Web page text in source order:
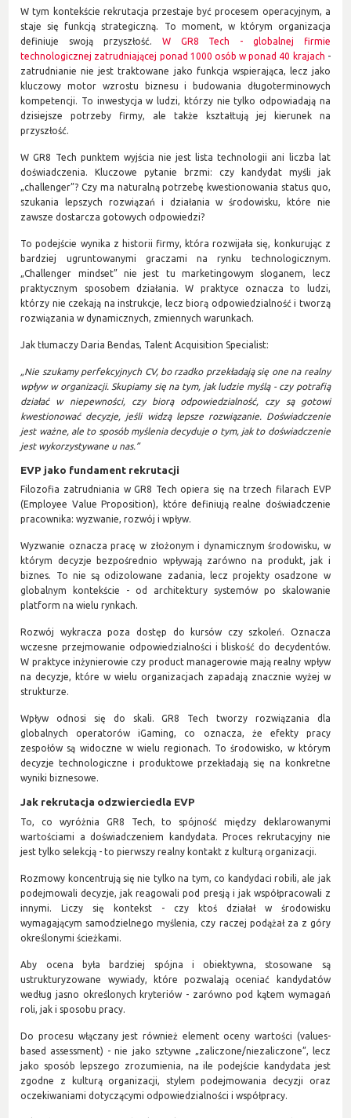
W tym kontekście rekrutacja przestaje być procesem operacyjnym, a
staje się funkcją strategiczną. To moment, w którym organizacja
definiuje swoją przyszłość. W GR8 Tech - globalnej firmie
technologicznej zatrudniającej ponad 1000 osób w ponad 40 krajach -
zatrudnianie nie jest traktowane jako funkcja wspierająca, lecz jako
kluczowy motor wzrostu biznesu i budowania długoterminowych
kompetencji. To inwestycja w ludzi, którzy nie tylko odpowiadają na
dzisiejsze potrzeby firmy, ale także kształtują jej kierunek na
przyszłość.
W GR8 Tech punktem wyjścia nie jest lista technologii ani liczba lat
doświadczenia. Kluczowe pytanie brzmi: czy kandydat myśli jak
„challenger”? Czy ma naturalną potrzebę kwestionowania status quo,
szukania lepszych rozwiązań i działania w środowisku, które nie
zawsze dostarcza gotowych odpowiedzi?
To podejście wynika z historii firmy, która rozwijała się, konkurując z
bardziej ugruntowanymi graczami na rynku technologicznym.
„Challenger mindset” nie jest tu marketingowym sloganem, lecz
praktycznym sposobem działania. W praktyce oznacza to ludzi,
którzy nie czekają na instrukcje, lecz biorą odpowiedzialność i tworzą
rozwiązania w dynamicznych, zmiennych warunkach.
Jak tłumaczy Daria Bendas, Talent Acquisition Specialist:
„Nie szukamy perfekcyjnych CV, bo rzadko przekładają się one na realny
wpływ w organizacji. Skupiamy się na tym, jak ludzie myślą - czy potrafią
działać w niepewności, czy biorą odpowiedzialność, czy są gotowi
kwestionować decyzje, jeśli widzą lepsze rozwiązanie. Doświadczenie
jest ważne, ale to sposób myślenia decyduje o tym, jak to doświadczenie
jest wykorzystywane u nas.”
EVP jako fundament rekrutacji
Filozofia zatrudniania w GR8 Tech opiera się na trzech filarach EVP
(Employee Value Proposition), które definiują realne doświadczenie
pracownika: wyzwanie, rozwój i wpływ.
Wyzwanie oznacza pracę w złożonym i dynamicznym środowisku, w
którym decyzje bezpośrednio wpływają zarówno na produkt, jak i
biznes. To nie są odizolowane zadania, lecz projekty osadzone w
globalnym kontekście - od architektury systemów po skalowanie
platform na wielu rynkach.
Rozwój wykracza poza dostęp do kursów czy szkoleń. Oznacza
wczesne przejmowanie odpowiedzialności i bliskość do decydentów.
W praktyce inżynierowie czy product managerowie mają realny wpływ
na decyzje, które w wielu organizacjach zapadają znacznie wyżej w
strukturze.
Wpływ odnosi się do skali. GR8 Tech tworzy rozwiązania dla
globalnych operatorów iGaming, co oznacza, że efekty pracy
zespołów są widoczne w wielu regionach. To środowisko, w którym
decyzje technologiczne i produktowe przekładają się na konkretne
wyniki biznesowe.
Jak rekrutacja odzwierciedla EVP
To, co wyróżnia GR8 Tech, to spójność między deklarowanymi
wartościami a doświadczeniem kandydata. Proces rekrutacyjny nie
jest tylko selekcją - to pierwszy realny kontakt z kulturą organizacji.
Rozmowy koncentrują się nie tylko na tym, co kandydaci robili, ale jak
podejmowali decyzje, jak reagowali pod presją i jak współpracowali z
innymi. Liczy się kontekst - czy ktoś działał w środowisku
wymagającym samodzielnego myślenia, czy raczej podążał za z góry
określonymi ścieżkami.
Aby ocena była bardziej spójna i obiektywna, stosowane są
ustrukturyzowane wywiady, które pozwalają oceniać kandydatów
według jasno określonych kryteriów - zarówno pod kątem wymagań
roli, jak i sposobu pracy.
Do procesu włączany jest również element oceny wartości (values-
based assessment) - nie jako sztywne „zaliczone/niezaliczone”, lecz
jako sposób lepszego zrozumienia, na ile podejście kandydata jest
zgodne z kulturą organizacji, stylem podejmowania decyzji oraz
oczekiwaniami dotyczącymi odpowiedzialności i współpracy.